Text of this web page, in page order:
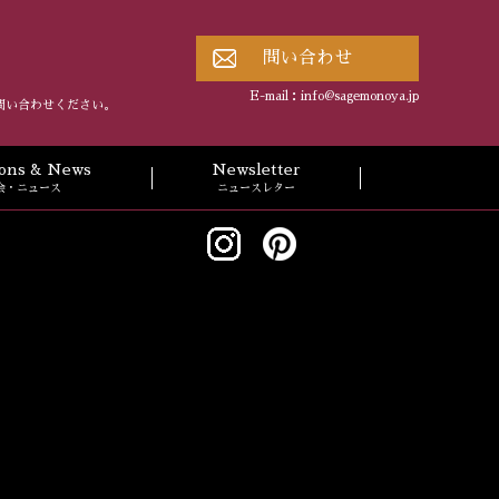
合わせください。
問い合わせ
E-mail： info@sagemonoya.jp
& News
・ニュース
Newsletter
ニュースレター